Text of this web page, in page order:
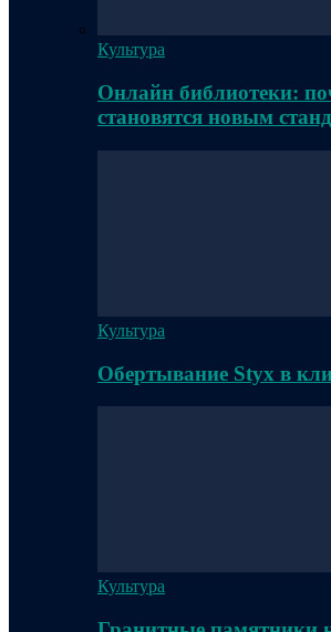
Культура
Онлайн библиотеки:
становятся новым
Культура
Обертывание Styx в
Культура